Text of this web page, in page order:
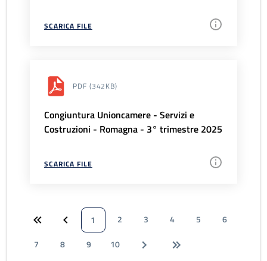
SCARICA FILE
PDF (342KB)
Congiuntura Unioncamere - Servizi e
Costruzioni - Romagna - 3° trimestre 2025
SCARICA FILE
1 2 3 4 5
6
7
8 9 10